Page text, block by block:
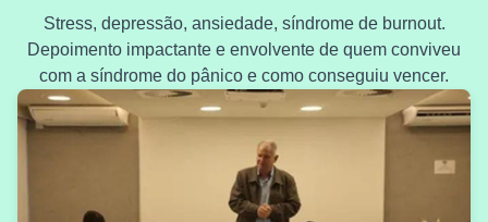
Stress, depressão, ansiedade, síndrome de burnout.
Depoimento impactante e envolvente de quem conviveu
com a síndrome do pânico e como conseguiu vencer.